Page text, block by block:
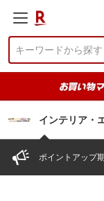
インテリア・
ポイントアップ